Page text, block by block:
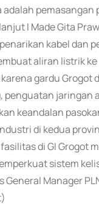
pemasangan
I Made Gita
kabel dan
aliran listrik
gardu Grogot
penguatan jaringan
keandalan
di kedua
di GI Grogot
sistem
Manager